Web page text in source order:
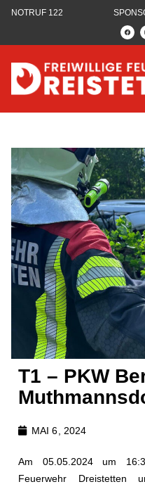
NOTRUF 122
T1 – PKW
MAI 6, 2024
Am 05.05.2024 um
Feuerwehr Dreistetten